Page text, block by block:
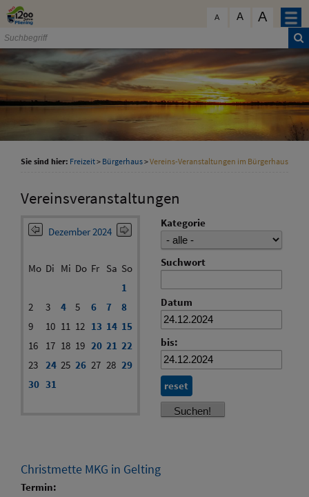
Zum Inhalt
A A A
Sie sind hier: Freizeit> Bürgerhaus>Vereins-Veranstaltungen im Bürgerhaus
Vereinsveranstaltungen
Dezember 2024
Mo Di Mi Do Fr Sa So
1
2
3 4 5 6 7
8
9
10 11 12 13 14 15
16
17 18 19 20 21 22
23 24 25 26 27 28 29
30 31
Kategorie
Suchwort
Datum
bis:
reset
Christmette MKG in Gelting
Termin:
schließen